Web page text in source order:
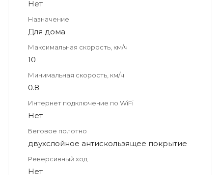
Нет
Назначение
Для дома
Максимальная скорость, км/ч
10
Минимальная скорость, км/ч
0.8
Интернет подключение по WiFi
Нет
Беговое полотно
двухслойное антискользящее покрытие
Реверсивный ход
Нет